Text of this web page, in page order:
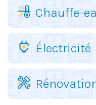
Chauffe-
Électricité